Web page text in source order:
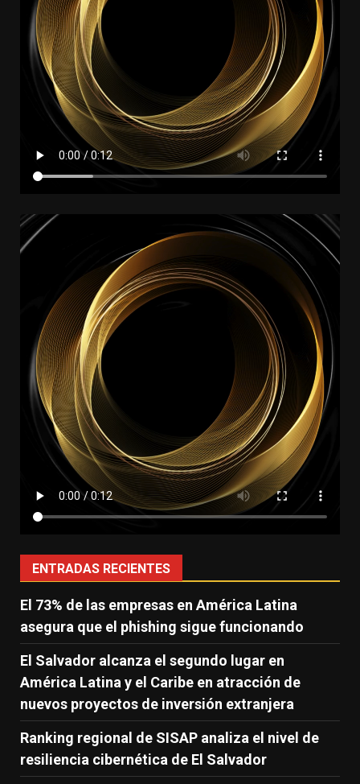
ENTRADAS RECIENTES
El 73% de las empresas en América Latina
asegura que el phishing sigue funcionando
El Salvador alcanza el segundo lugar en
América Latina y el Caribe en atracción de
nuevos proyectos de inversión extranjera
Ranking regional de SISAP analiza el nivel de
resiliencia cibernética de El Salvador